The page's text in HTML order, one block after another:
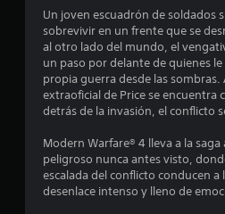
Un joven escuadrón de soldados
sobrevivir en un frente que se
al otro lado del mundo, el
un paso por delante de quienes
propia guerra desde las
extraoficial de Price se encuentra
detrás de la invasión, el conflicto
Modern Warfare® 4 lleva a la
peligroso nunca antes visto,
escalada del conflicto conducen a
desenlace intenso y lleno de